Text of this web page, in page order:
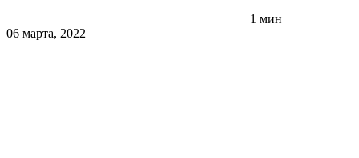
1 мин
06 марта, 2022